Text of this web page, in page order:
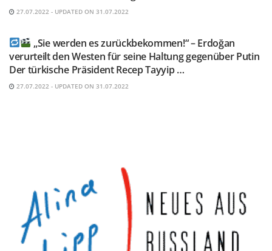
27.07.2022 - UPDATED ON 31.07.2022
„Sie werden es zurückbekommen!“ – Erdoğan
verurteilt den Westen für seine Haltung gegenüber Putin
Der türkische Präsident Recep Tayyip …
27.07.2022 - UPDATED ON 31.07.2022